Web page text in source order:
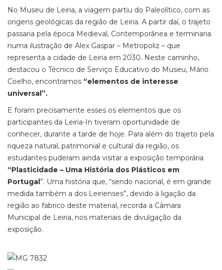
No Museu de Leiria, a viagem partiu do Paleolítico, com as
origens geológicas da região de Leiria. A partir daí, o trajeto
passaria pela época Medieval, Contemporânea e terminaria
numa ilustração de Alex Gaspar – Metropoliz – que
representa a cidade de Leiria em 2030. Neste caminho,
destacou o Técnico de Serviço Educativo do Museu, Mário
Coelho, encontramos “elementos de interesse
universal”.
E foram precisamente esses os elementos que os
participantes da Leiria-In tiveram oportunidade de
conhecer, durante a tarde de hoje. Para além do trajeto pela
riqueza natural, patrimonial e cultural da região, os
estudantes puderam ainda visitar a exposição temporária
“Plasticidade – Uma História dos Plásticos em
Portugal”. Uma história que, “sendo nacional, é em grande
medida também a dos Leirienses”, devido à ligação da
região ao fabrico deste material, recorda a Câmara
Municipal de Leiria, nos materiais de divulgação da
exposição.